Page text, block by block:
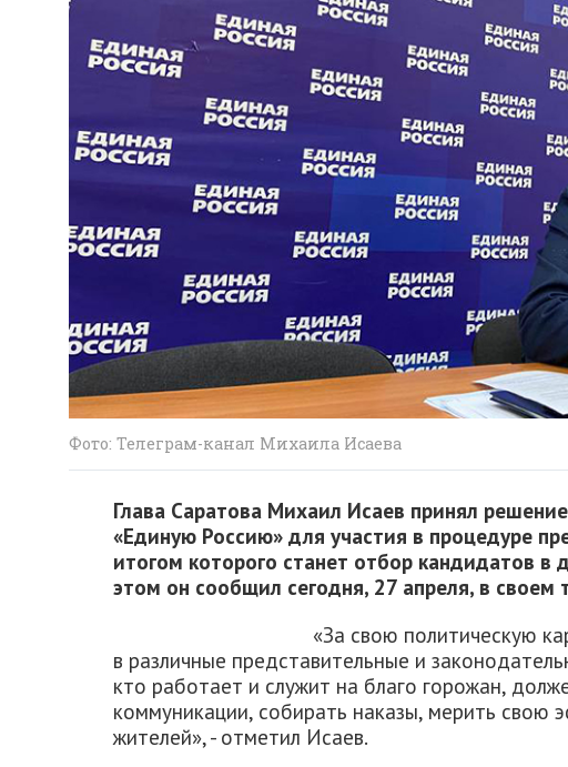
Фото: Телеграм-канал Михаила Исаева
Глава Саратова Михаил Исаев принял
«Единую Россию» для участия в процедуре
итогом которого станет отбор кандидатов
этом он сообщил сегодня, 27 апреля, в своем
«За свою политическую
в различные представительные и
кто работает и служит на благо горожан,
коммуникации, собирать наказы, мерить свою
жителей», - отметил Исаев.